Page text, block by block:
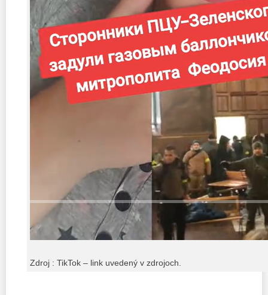
Zdroj : TikTok – link uvedený v zdrojoch.